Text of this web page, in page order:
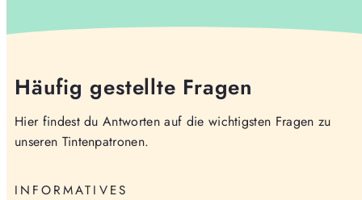
Häufig gestellte Fragen
Hier findest du Antworten auf die wichtigsten Fragen zu
unseren Tintenpatronen.
INFORMATIVES